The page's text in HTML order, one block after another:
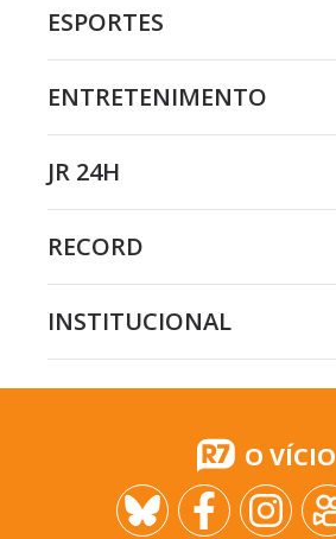
ESPORTES
ENTRETENIMENTO
JR 24H
RECORD
INSTITUCIONAL
O VÍCIO